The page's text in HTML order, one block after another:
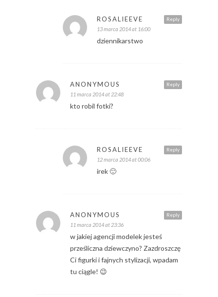
Reply
ROSALIEEVE
13 marca 2014 at 16:00
dziennikarstwo
Reply
ANONYMOUS
11 marca 2014 at 22:48
kto robil fotki?
Reply
ROSALIEEVE
12 marca 2014 at 00:06
irek 🙂
Reply
ANONYMOUS
11 marca 2014 at 23:36
w jakiej agencji modelek jesteś
prześliczna dziewczyno? Zazdroszczę
Ci figurki i fajnych stylizacji, wpadam
tu ciągle! 😉